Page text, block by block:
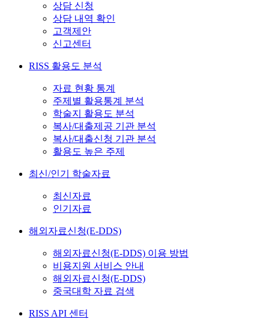
상담 신청
상담 내역 확인
고객제안
신고센터
RISS 활용도 분석
자료 현황 통계
주제별 활용통계 분석
학술지 활용도 분석
복사/대출제공 기관 분석
복사/대출신청 기관 분석
활용도 높은 주제
최신/인기 학술자료
최신자료
인기자료
해외자료신청(E-DDS)
해외자료신청(E-DDS) 이용 방법
비용지원 서비스 안내
해외자료신청(E-DDS)
중국대학 자료 검색
RISS API 센터